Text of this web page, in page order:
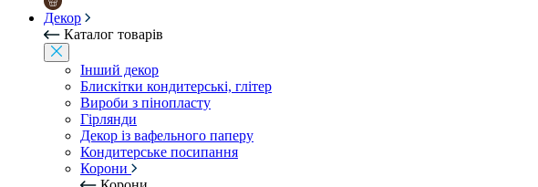
Декор
Каталог товарів
Інший декор
Блискітки кондитерські, глітер
Вироби з пінопласту
Гірлянди
Декор із вафельного паперу
Кондитерське посипання
Корони